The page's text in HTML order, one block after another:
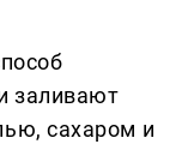
заливают
сахаром и